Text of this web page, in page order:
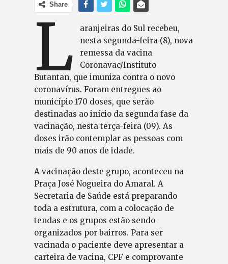
Share
L
aranjeiras do Sul recebeu,
nesta segunda-feira (8), nova
remessa da vacina
Coronavac/Instituto
Butantan, que imuniza contra o novo
coronavírus. Foram entregues ao
município 170 doses, que serão
destinadas ao início da segunda fase da
vacinação, nesta terça-feira (09). As
doses irão contemplar as pessoas com
mais de 90 anos de idade.
A vacinação deste grupo, aconteceu na
Praça José Nogueira do Amaral. A
Secretaria de Saúde está preparando
toda a estrutura, com a colocação de
tendas e os grupos estão sendo
organizados por bairros. Para ser
vacinada o paciente deve apresentar a
carteira de vacina, CPF e comprovante